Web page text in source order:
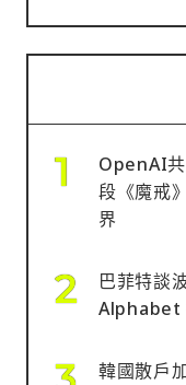
OpenAI
段《魔戒
界
巴菲特談
Alphabet
韓國散戶